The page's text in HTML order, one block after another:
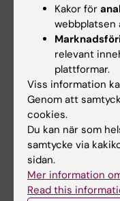
Telefon:
+46852488025
E-post:
Helen
Kakor för
webbplatsen
relevant
plattformar.
Viss information
Genom att
cookies.
Du kan när som
samtycke via
sidan.
Mer information
Read this